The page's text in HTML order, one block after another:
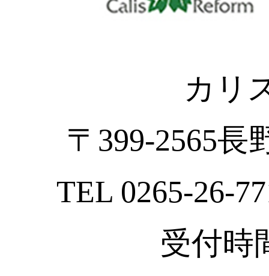
カリ
〒399-2565長
TEL 0265-26-
受付時